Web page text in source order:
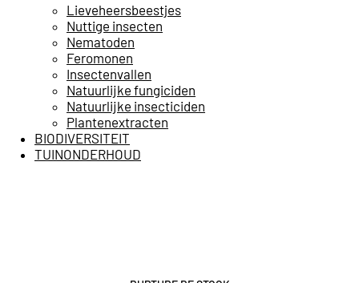
Lieveheersbeestjes
Nuttige insecten
Nematoden
Feromonen
Insectenvallen
Natuurlijke fungiciden
Natuurlijke insecticiden
Plantenextracten
BIODIVERSITEIT
TUINONDERHOUD